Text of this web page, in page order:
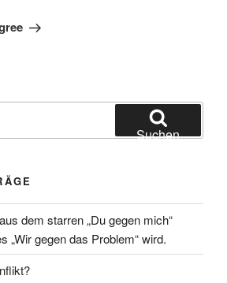
Suchen
dem starren „Du gegen mich“
„Wir gegen das Problem“ wird.